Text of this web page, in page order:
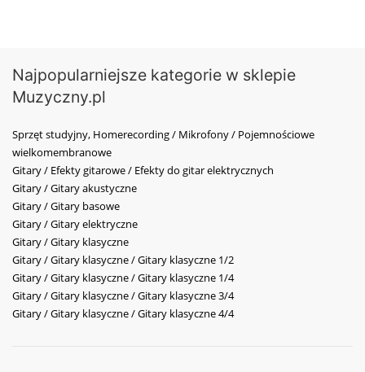
Najpopularniejsze kategorie w sklepie
Muzyczny.pl
Sprzęt studyjny, Homerecording / Mikrofony / Pojemnościowe
wielkomembranowe
Gitary / Efekty gitarowe / Efekty do gitar elektrycznych
Gitary / Gitary akustyczne
Gitary / Gitary basowe
Gitary / Gitary elektryczne
Gitary / Gitary klasyczne
Gitary / Gitary klasyczne / Gitary klasyczne 1/2
Gitary / Gitary klasyczne / Gitary klasyczne 1/4
Gitary / Gitary klasyczne / Gitary klasyczne 3/4
Gitary / Gitary klasyczne / Gitary klasyczne 4/4